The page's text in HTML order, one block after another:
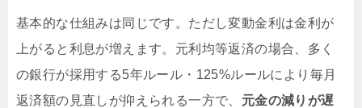
基本的な仕組みは同じです。ただし変動金利は金利が
上がると利息が増えます。元利均等返済の場合、多く
の銀行が採用する5年ルール・125%ルールにより毎月
返済額の見直しが抑えられる一方で、 元金の減りが遅